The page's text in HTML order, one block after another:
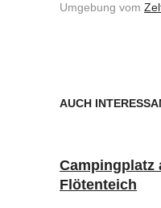
Umgebung vom
AUCH
Campingplatz
Flötenteich